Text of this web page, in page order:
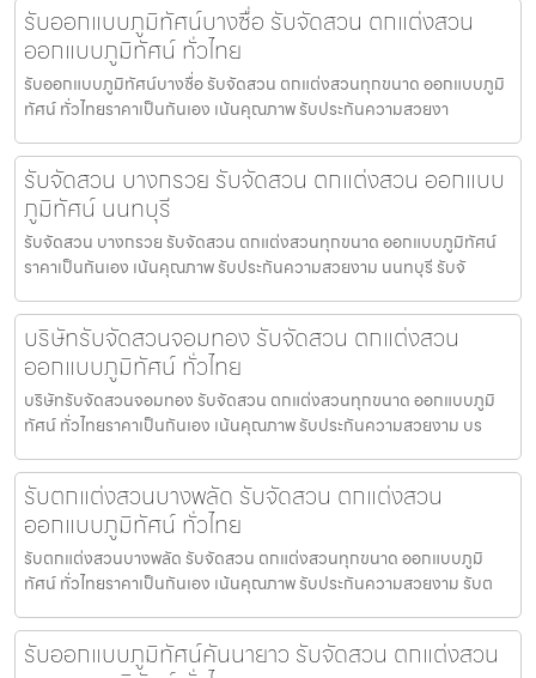
รับออกแบบภูมิทัศน์บางซื่อ รับจัดสวน ตกแต่งสวน
ออกแบบภูมิทัศน์ ทั่วไทย
รับออกแบบภูมิทัศน์บางซื่อ รับจัดสวน ตกแต่งสวนทุกขนาด ออกแบบภูมิ
ทัศน์ ทั่วไทยราคาเป็นกันเอง เน้นคุณภาพ รับประกันความสวยงา
รับจัดสวน บางกรวย รับจัดสวน ตกแต่งสวน ออกแบบ
ภูมิทัศน์ นนทบุรี
รับจัดสวน บางกรวย รับจัดสวน ตกแต่งสวนทุกขนาด ออกแบบภูมิทัศน์
ราคาเป็นกันเอง เน้นคุณภาพ รับประกันความสวยงาม นนทบุรี รับจั
บริษัทรับจัดสวนจอมทอง รับจัดสวน ตกแต่งสวน
ออกแบบภูมิทัศน์ ทั่วไทย
บริษัทรับจัดสวนจอมทอง รับจัดสวน ตกแต่งสวนทุกขนาด ออกแบบภูมิ
ทัศน์ ทั่วไทยราคาเป็นกันเอง เน้นคุณภาพ รับประกันความสวยงาม บร
รับตกแต่งสวนบางพลัด รับจัดสวน ตกแต่งสวน
ออกแบบภูมิทัศน์ ทั่วไทย
รับตกแต่งสวนบางพลัด รับจัดสวน ตกแต่งสวนทุกขนาด ออกแบบภูมิ
ทัศน์ ทั่วไทยราคาเป็นกันเอง เน้นคุณภาพ รับประกันความสวยงาม รับต
รับออกแบบภูมิทัศน์คันนายาว รับจัดสวน ตกแต่งสวน